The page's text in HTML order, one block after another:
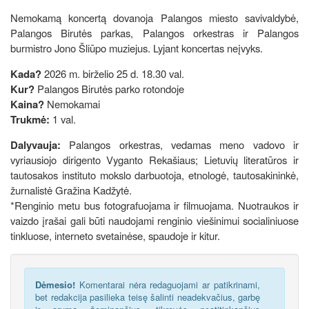
Nemokamą koncertą dovanoja Palangos miesto savivaldybė,
Palangos Birutės parkas, Palangos orkestras ir Palangos
burmistro Jono Šliūpo muziejus. Lyjant koncertas neįvyks.
Kada?2026 m. birželio 25 d. 18.30 val.
Kur? Palangos Birutės parko rotondoje
Kaina? Nemokamai
Trukmė: 1 val.
Dalyvauja: Palangos orkestras, vedamas meno vadovo ir
vyriausiojo dirigento Vyganto Rekašiaus; Lietuvių literatūros ir
tautosakos instituto mokslo darbuotoja, etnologė, tautosakininkė,
žurnalistė Gražina Kadžytė.
*Renginio metu bus fotografuojama ir filmuojama. Nuotraukos ir
vaizdo įrašai gali būti naudojami renginio viešinimui socialiniuose
tinkluose, interneto svetainėse, spaudoje ir kitur.
Dėmesio! Komentarai nėra redaguojami ar patikrinami,
bet redakcija pasilieka teisę šalinti neadekvačius, garbę